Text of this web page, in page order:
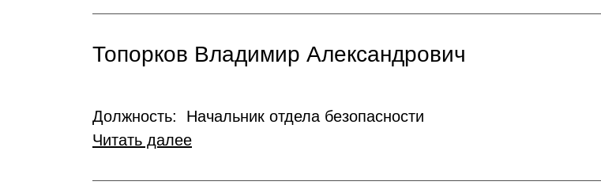
Топорков Владимир Александрович
Должность: Начальник отдела безопасности
Читать далее